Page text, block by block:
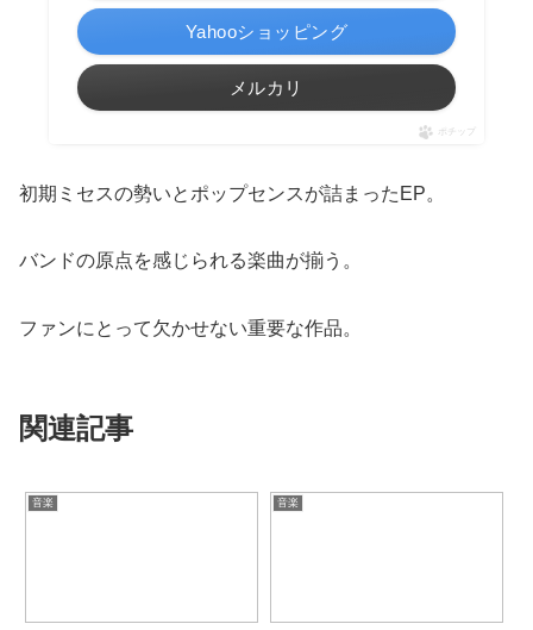
Yahooショッピング
メルカリ
ポチップ
初期ミセスの勢いとポップセンスが詰まったEP。
バンドの原点を感じられる楽曲が揃う。
ファンにとって欠かせない重要な作品。
関連記事
音楽 音楽